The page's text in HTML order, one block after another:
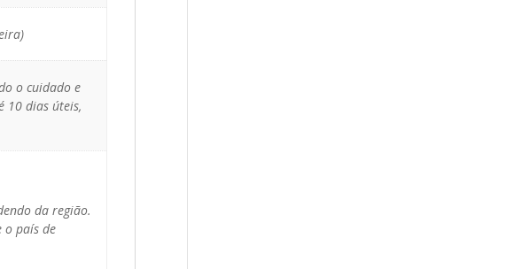
o cuidado e
10 dias úteis,
da região.
o país de